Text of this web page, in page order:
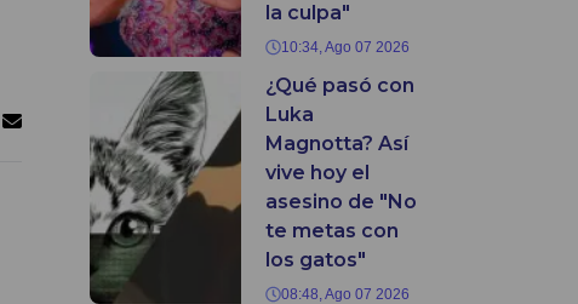
la culpa"
10:34, Ago 07 2026
¿Qué pasó con
Luka
Magnotta? Así
vive hoy el
asesino de "No
te metas con
los gatos"
08:48, Ago 07 2026